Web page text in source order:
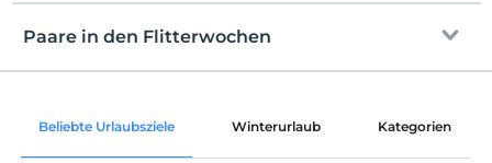
Rauchen
Kostenlos Internet via WLAN
Einchecken
Nach 10:00
Check-out
Haustiere
Paare in den Flitterwochen
Raumdekoration
Beliebte Urlaubsziele Winterurlaub Kategorien